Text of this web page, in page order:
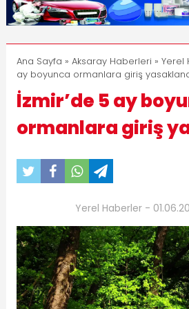
8:23 Aksaray
11:30
Birlikhaber.com Yayın
Ana Sayfa » Aksaray Haberleri » Yerel
ay boyunca ormanlara giriş
İzmir’de 5 ay
ormanlara giriş
Yerel Haberler -